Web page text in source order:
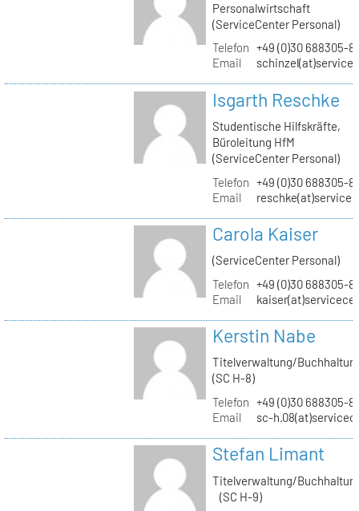
Personalwirtschaft
(ServiceCenter Personal)
Telefon +49 (0)30 688305-
Email
Isgarth Reschke
Studentische Hilfskräfte,
Büroleitung HfM
(ServiceCenter Personal)
Telefon +49 (0)30 688305-
Email
Carola Kaiser
(ServiceCenter Personal)
Telefon +49 (0)30 688305-
Email
Kerstin Nabe
Titelverwaltung/
(SC H-8)
Telefon +49 (0)30 688305-
Email
sc-
Stefan Limant
Titelverwaltung/
(SC H-9)